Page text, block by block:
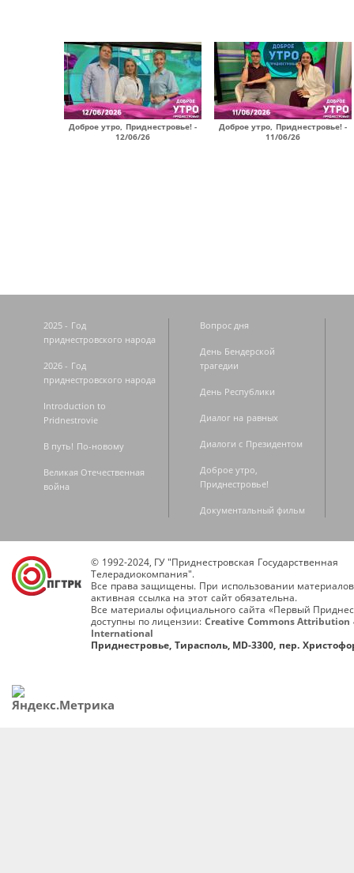
Доброе утро, Приднестровье! -
12/06/26
Доброе утро, Приднестровье! -
11/06/26
2025 - Год
приднестровского народа
2026 - Год
приднестровского народа
Introduction to
Pridnestrovie
В путь! По-новому
Великая Отечественная
война
Вопрос дня
День Бендерской
трагедии
День Республики
Диалог на равных
Диалоги с Президентом
Доброе утро,
Приднестровье!
Документальный фильм
© 1992-2024, ГУ "Приднестровская Государственная
Телерадиокомпания".
Все права защищены. При использовании
активная ссылка на этот сайт обязательна.
Все материалы официального сайта «Первый
доступны по лицензии: Creative Commons Attribution
International
Приднестровье, Тирасполь, MD-3300, пер.